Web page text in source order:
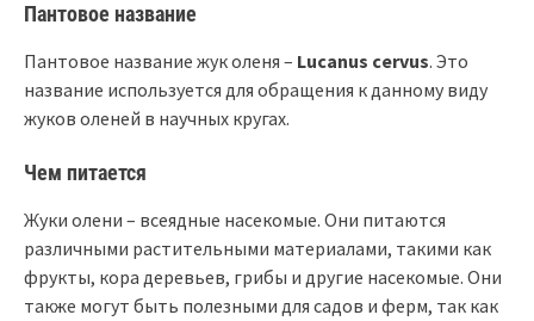
Пантовое название
Пантовое название жук оленя – Lucanus cervus. Это
название используется для обращения к данному виду
жуков оленей в научных кругах.
Чем питается
Жуки олени – всеядные насекомые. Они питаются
различными растительными материалами, такими как
фрукты, кора деревьев, грибы и другие насекомые. Они
также могут быть полезными для садов и ферм, так как